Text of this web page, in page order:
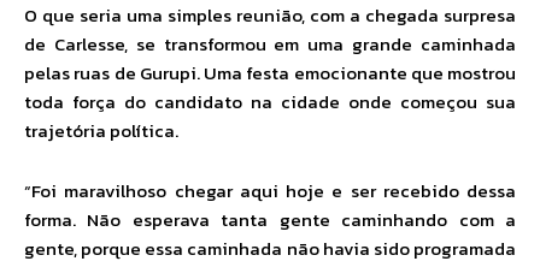
O que seria uma simples reunião, com a chegada surpresa
de Carlesse, se transformou em uma grande caminhada
pelas ruas de Gurupi. Uma festa emocionante que mostrou
toda força do candidato na cidade onde começou sua
trajetória política.
“Foi maravilhoso chegar aqui hoje e ser recebido dessa
forma. Não esperava tanta gente caminhando com a
gente, porque essa caminhada não havia sido programada